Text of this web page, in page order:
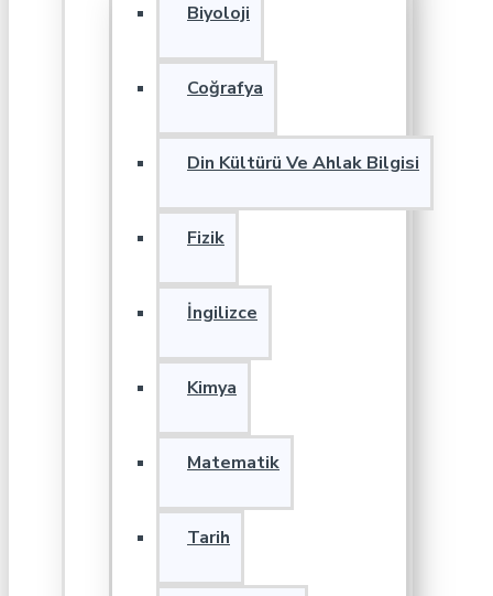
Biyoloji
Coğrafya
Din Kültürü Ve Ahlak Bilgisi
Fizik
İngilizce
Kimya
Matematik
Tarih